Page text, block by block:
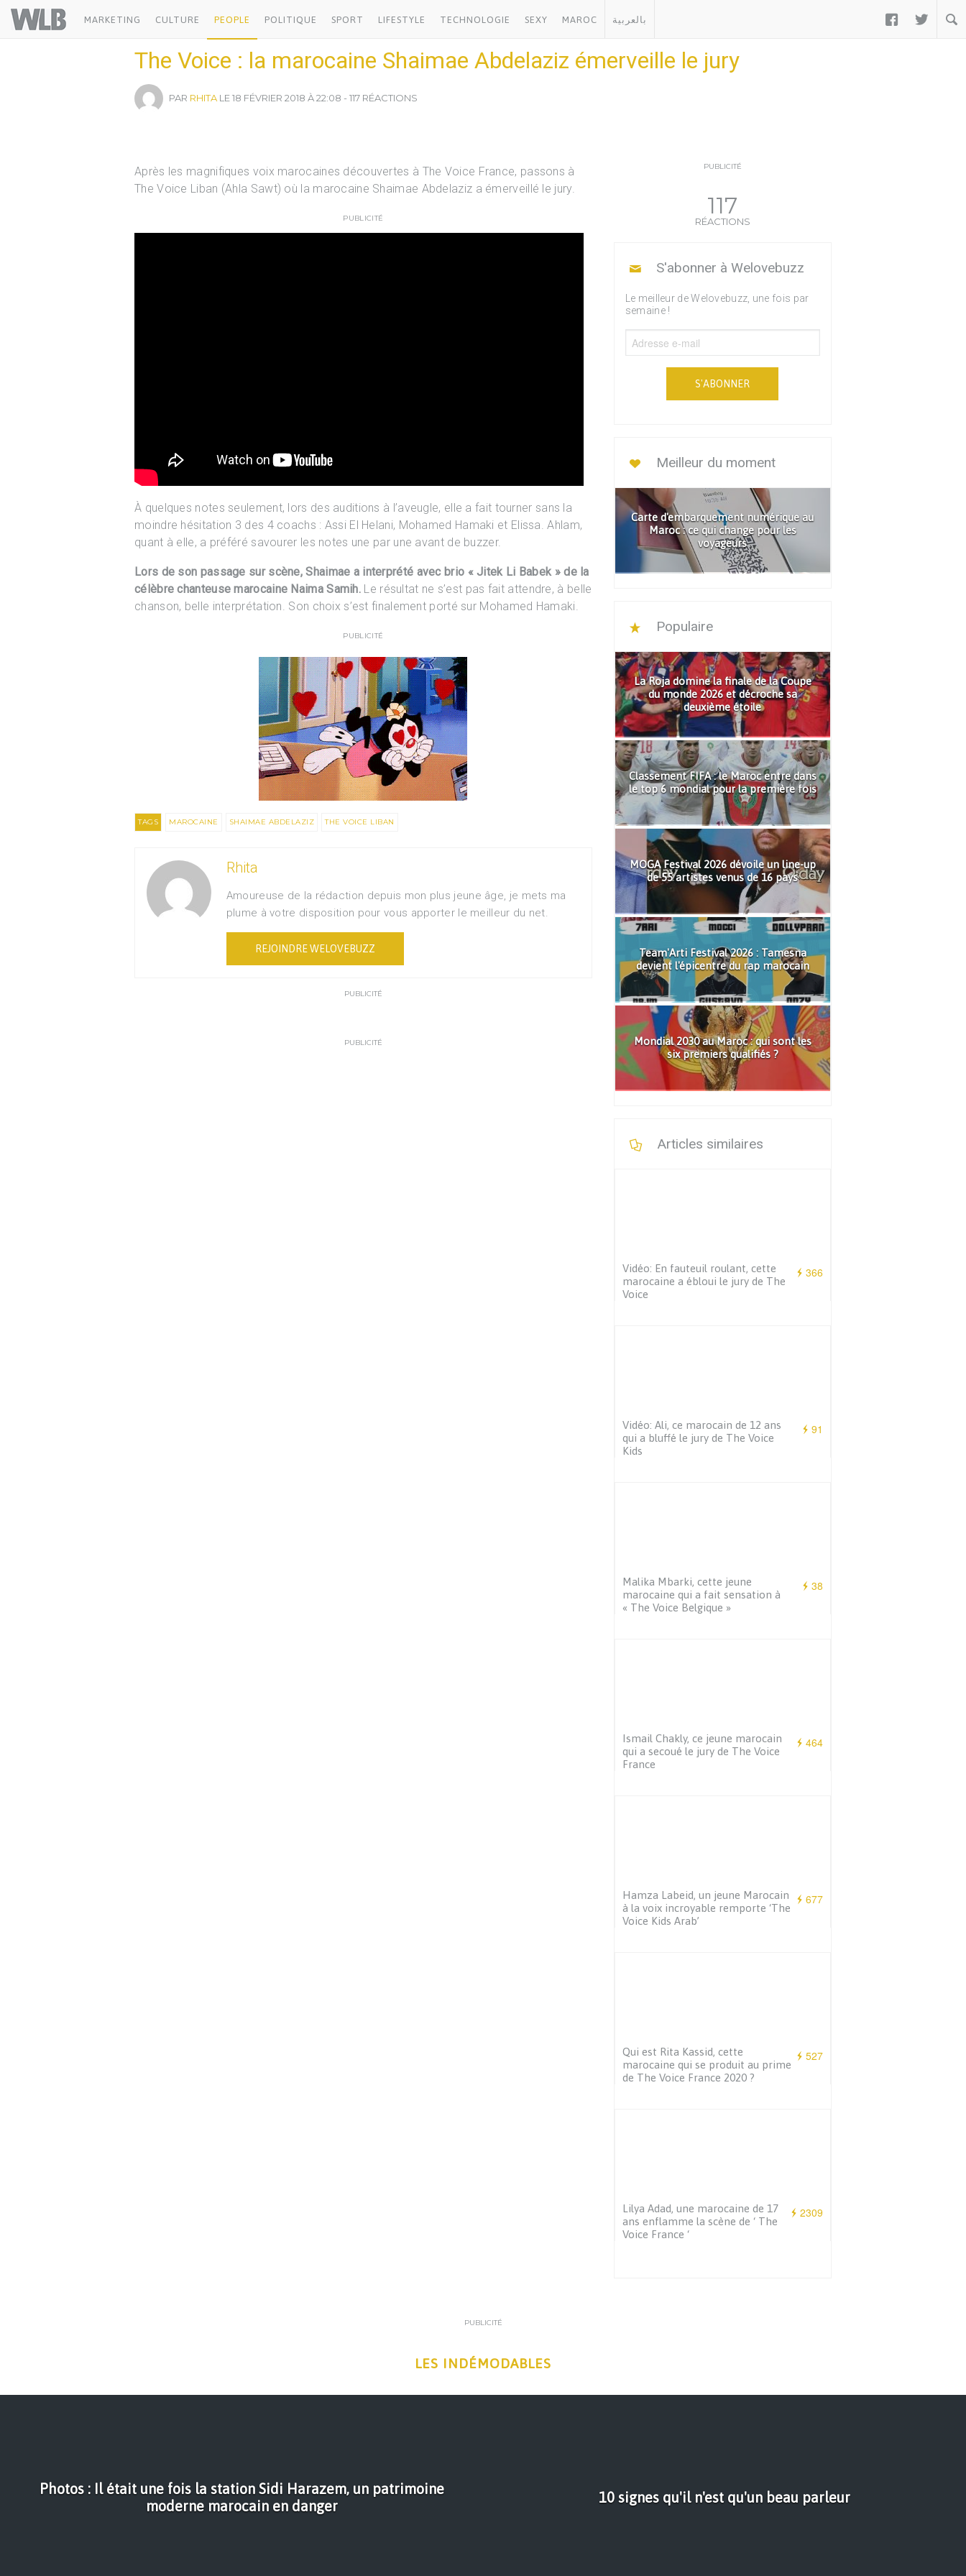
Welovebuzz
MARKETING CULTURE PEOPLE POLITIQUE SPORT LIFESTYLE TECHNOLOGIE SEXY MAROC بالعربية  
The Voice : la marocaine Shaimae Abdelaziz émerveille le jury
PAR RHITA LE 18 FÉVRIER 2018 À 22:08 - 117 RÉACTIONS
Après les magnifiques voix marocaines découvertes à The Voice France, passons à
The Voice Liban (Ahla Sawt) où la marocaine Shaimae Abdelaziz a émerveillé le jury.
PUBLICITÉ
À quelques notes seulement, lors des auditions à l’aveugle, elle a fait tourner sans la
moindre hésitation 3 des 4 coachs : Assi El Helani, Mohamed Hamaki et Elissa. Ahlam,
quant à elle, a préféré savourer les notes une par une avant de buzzer.
Lors de son passage sur scène, Shaimae a interprété avec brio « Jitek Li Babek » de la
célèbre chanteuse marocaine Naima Samih. Le résultat ne s’est pas fait attendre, à belle
chanson, belle interprétation. Son choix s’est finalement porté sur Mohamed Hamaki.
PUBLICITÉ
TAGS MAROCAINE SHAIMAE ABDELAZIZ THE VOICE LIBAN
Rhita
Amoureuse de la rédaction depuis mon plus jeune âge, je mets ma
plume à votre disposition pour vous apporter le meilleur du net.
REJOINDRE WELOVEBUZZ
PUBLICITÉ
PUBLICITÉ
PUBLICITÉ
117
RÉACTIONS
S'abonner à Welovebuzz
Le meilleur de Welovebuzz, une fois par
semaine !
S'ABONNER
Meilleur du moment
Carte d'embarquement numérique au
Maroc : ce qui change pour les
voyageurs
Populaire
La Roja domine la finale de la Coupe
du monde 2026 et décroche sa
deuxième étoile
Classement FIFA : le Maroc entre dans
le top 6 mondial pour la première fois
MOGA Festival 2026 dévoile un line-up
de 55 artistes venus de 16 pays
Team'Arti Festival 2026 : Tamesna
devient l'épicentre du rap marocain
Mondial 2030 au Maroc : qui sont les
six premiers qualifiés ?
Articles similaires
366
Vidéo: En fauteuil roulant, cette
marocaine a ébloui le jury de The
Voice
91
Vidéo: Ali, ce marocain de 12 ans
qui a bluffé le jury de The Voice
Kids
38
Malika Mbarki, cette jeune
marocaine qui a fait sensation à
« The Voice Belgique »
464
Ismail Chakly, ce jeune marocain
qui a secoué le jury de The Voice
France
677
Hamza Labeid, un jeune Marocain
à la voix incroyable remporte ‘The
Voice Kids Arab’
527
Qui est Rita Kassid, cette
marocaine qui se produit au prime
de The Voice France 2020 ?
2309
Lilya Adad, une marocaine de 17
ans enflamme la scène de ‘ The
Voice France ‘
PUBLICITÉ
LES INDÉMODABLES
Photos : Il était une fois la station Sidi Harazem, un patrimoine
moderne marocain en danger
10 signes qu'il n'est qu'un beau parleur